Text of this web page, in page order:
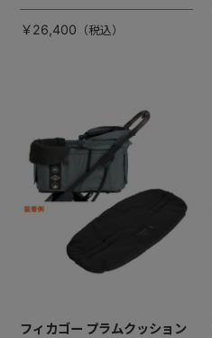
リー部単品が登場！
￥26,400
フィカゴー プラムクッション